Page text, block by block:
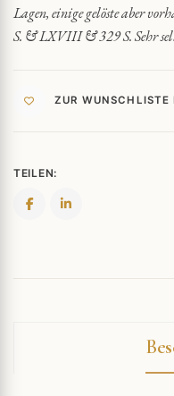
Lagen, einige gelöste aber
S. & LXVIII & 329 S. Sehr
ZUR WUNSCHLISTE
TEILEN: